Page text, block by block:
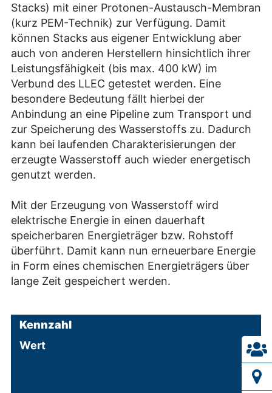
Stacks) mit einer Protonen-Austausch-Membran
(kurz PEM-Technik) zur Verfügung. Damit
können Stacks aus eigener Entwicklung aber
auch von anderen Herstellern hinsichtlich ihrer
Leistungsfähigkeit (bis max. 400 kW) im
Verbund des LLEC getestet werden. Eine
besondere Bedeutung fällt hierbei der
Anbindung an eine Pipeline zum Transport und
zur Speicherung des Wasserstoffs zu. Dadurch
kann bei laufenden Charakterisierungen der
erzeugte Wasserstoff auch wieder energetisch
genutzt werden.
Mit der Erzeugung von Wasserstoff wird
elektrische Energie in einen dauerhaft
speicherbaren Energieträger bzw. Rohstoff
überführt. Damit kann nun erneuerbare Energie
in Form eines chemischen Energieträgers über
lange Zeit gespeichert werden.
Kennzahl
Wert